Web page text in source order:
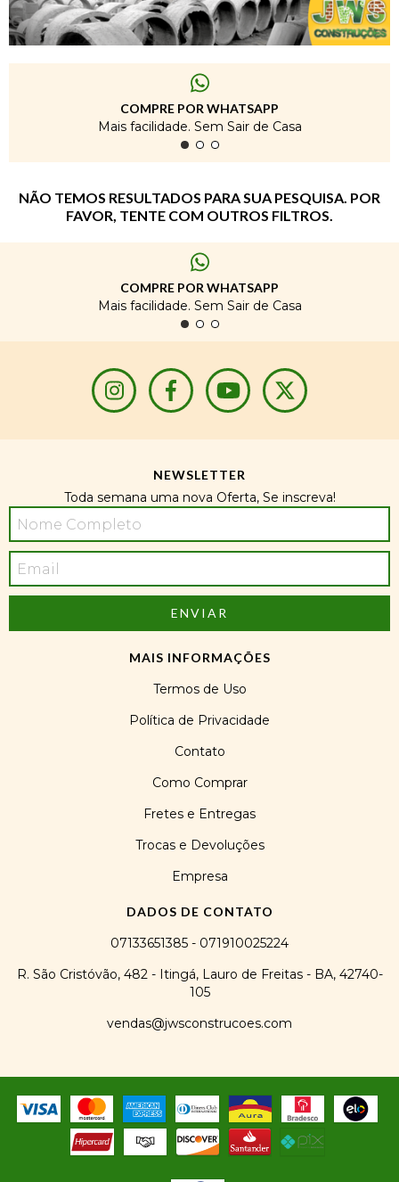
COMPRE POR WHATSAPP
Mais facilidade. Sem Sair de Casa
NÃO TEMOS RESULTADOS PARA SUA PESQUISA. POR
FAVOR, TENTE COM OUTROS FILTROS.
COMPRE POR WHATSAPP
Mais facilidade. Sem Sair de Casa
NEWSLETTER
Toda semana uma nova Oferta, Se inscreva!
MAIS INFORMAÇÕES
Termos de Uso
Política de Privacidade
Contato
Como Comprar
Fretes e Entregas
Trocas e Devoluções
Empresa
DADOS DE CONTATO
07133651385 - 071910025224
R. São Cristóvão, 482 - Itingá, Lauro de Freitas - BA, 42740-
105
vendas@jwsconstrucoes.com